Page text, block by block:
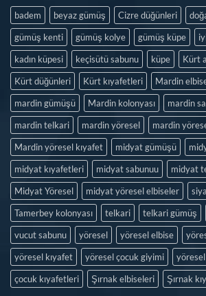
badem beyaz gümüş Cizre düğünleri
gümüş kenti
gümüş kolye gümüş küpe
kadın küpesi
keçisütü sabunu küpe
Kürt
Kürt düğünleri
Kürt kıyafetleri
Mardin
mardin gümüşü
Mardin kolonyası
mardin
mardin telkari
mardin yöresel
mardin
Mardin yöresel kıyafet
midyat gümüşü
midyat kıyafetleri
midyat sabunuu
midyat
Midyat Yöresel
midyat yöresel elbiseler
Tamerbey kolonyası
telkari telkari gümüş
vucut sabunu
yöresel yöresel elbise
yöresel kıyafet
yöresel çocuk giyimi
çocuk kıyafetleri
Şırnak elbiseleri Şırnak